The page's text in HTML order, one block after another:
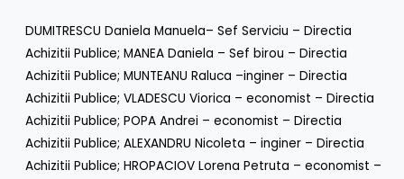
DUMITRESCU Daniela Manuela– Sef Serviciu – Directia
Achizitii Publice; MANEA Daniela – Sef birou – Directia
Achizitii Publice; MUNTEANU Raluca –inginer – Directia
Achizitii Publice; VLADESCU Viorica – economist – Directia
Achizitii Publice; POPA Andrei – economist – Directia
Achizitii Publice; ALEXANDRU Nicoleta – inginer – Directia
Achizitii Publice; HROPACIOV Lorena Petruta – economist –